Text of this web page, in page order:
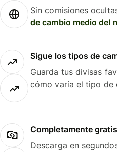
Sin comisiones
de cambio medio del
Sigue los tipos de
Guarda tus divisas
cómo varía el tipo de
Completamente
Descarga en